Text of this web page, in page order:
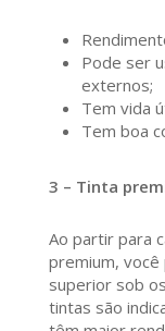
Pode ser
externos;
Tem vida
Tem boa
3 – Tinta
Ao partir para
premium,
superior sob
tintas são